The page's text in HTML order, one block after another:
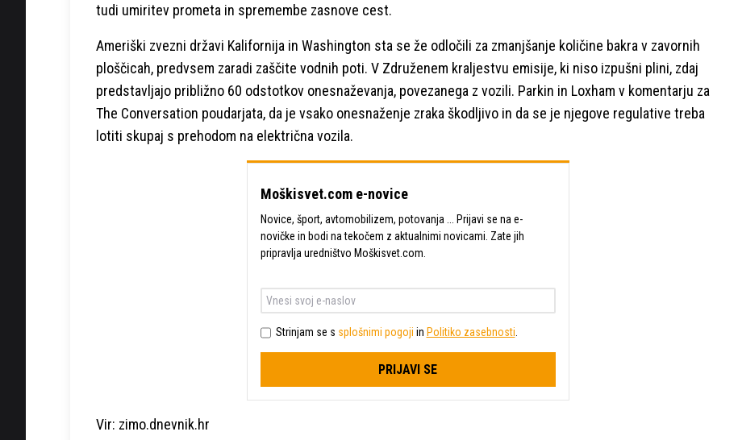
tudi umiritev prometa in spremembe zasnove cest.
Ameriški zvezni državi Kalifornija in Washington sta se že odločili za zmanjšanje količine bakra v zavornih
ploščicah, predvsem zaradi zaščite vodnih poti. V Združenem kraljestvu emisije, ki niso izpušni plini, zdaj
predstavljajo približno 60 odstotkov onesnaževanja, povezanega z vozili. Parkin in Loxham v komentarju za
The Conversation poudarjata, da je vsako onesnaženje zraka škodljivo in da se je njegove regulative treba
lotiti skupaj s prehodom na električna vozila.
Moškisvet.com e-novice
Novice, šport, avtomobilizem, potovanja ... Prijavi se na e-
novičke in bodi na tekočem z aktualnimi novicami. Zate jih
pripravlja uredništvo Moškisvet.com.
Strinjam se s splošnimi pogoji in Politiko zasebnosti
PRIJAVI SE
Vir: zimo.dnevnik.hr